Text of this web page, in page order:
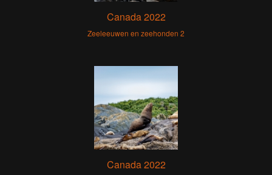
Canada 2022
Zeeleeuwen en zeehonden 2
Canada 2022